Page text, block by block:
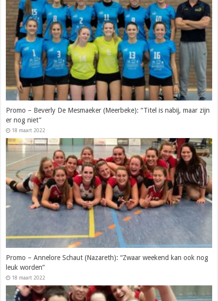
Promo – Beverly De Mesmaeker (Meerbeke): “Titel is nabij, maar zijn
er nog niet”
18 maart 2022
Promo – Annelore Schaut (Nazareth): “Zwaar weekend kan ook nog
leuk worden”
18 maart 2022